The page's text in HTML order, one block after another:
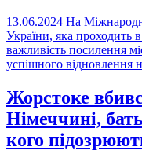
13.06.2024 На
України, яка проходить
важливість посилення
успішного відновлення
Жорстоке
Німеччині,
кого